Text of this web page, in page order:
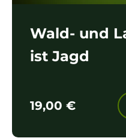
Wald- und
ist Jagd
19,00 €